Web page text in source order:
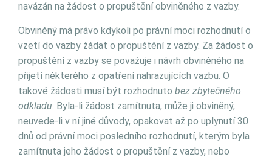
navázán na žádost o propuštění obviněného z vazby.
Obviněný má právo kdykoli po právní moci rozhodnutí o
vzetí do vazby žádat o propuštění z vazby. Za žádost o
propuštění z vazby se považuje i návrh obviněného na
přijetí některého z opatření nahrazujících vazbu. O
takové žádosti musí být rozhodnuto bez zbytečného
odkladu. Byla-li žádost zamítnuta, může ji obviněný,
neuvede-li v ní jiné důvody, opakovat až po uplynutí 30
dnů od právní moci posledního rozhodnutí, kterým byla
zamítnuta jeho žádost o propuštění z vazby, nebo